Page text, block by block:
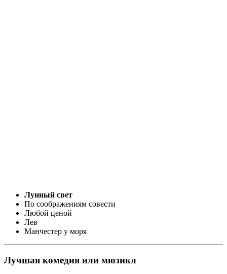
Лунный свет
По соображениям совести
Любой ценой
Лев
Манчестер у моря
Лучшая комедия или мюзикл